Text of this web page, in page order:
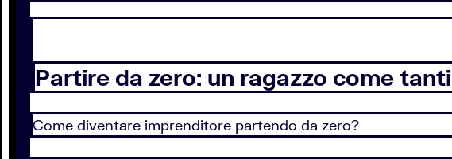
Partire da zero: un ragazzo come tanti
Come diventare imprenditore partendo da zero?